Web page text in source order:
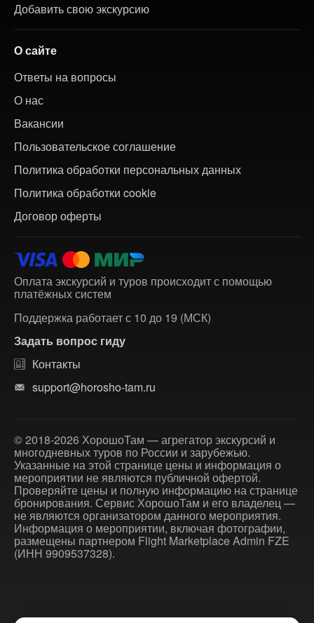
Добавить свою экскурсию
О сайте
Ответы на вопросы
О нас
Вакансии
Пользовательское соглашение
Политика обработки персональных данных
Политика обработки cookie
Договор оферты
Оплата экскурсий и туров происходит с помощью
платёжных систем
Поддержка работает с 10 до 19 (МСК)
Задать вопрос гиду
Контакты
support@horosho-tam.ru
© 2018-2026 ХорошоТам — агрегатор экскурсий и
многодневных туров по России и зарубежью.
Указанные на этой странице цены и информация о
мероприятии не являются публичной офертой.
Проверяйте цены и полную информацию на странице
бронирования. Сервис ХорошоТам и его владелец —
не являются организатором данного мероприятия.
Информация о мероприятии, включая фотографии,
размещены партнером Flight Marketplace Admin FZE
(ИНН 9909537328).